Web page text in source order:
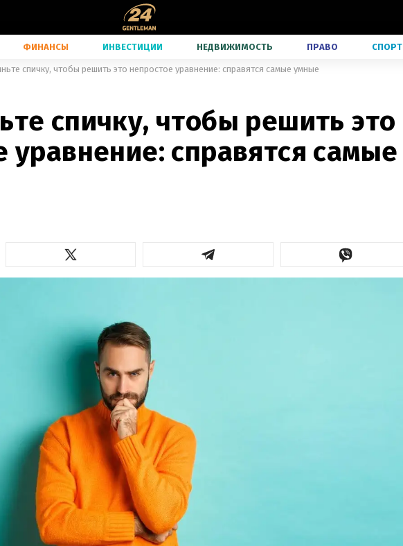
ФИНАНСЫ ИНВЕСТИЦИИ НЕДВИЖИМОСТЬ ПРАВО СПОРТ
спичку, чтобы решить это непростое уравнение: справятся самые умные
спичку, чтобы решить это
уравнение: справятся самые